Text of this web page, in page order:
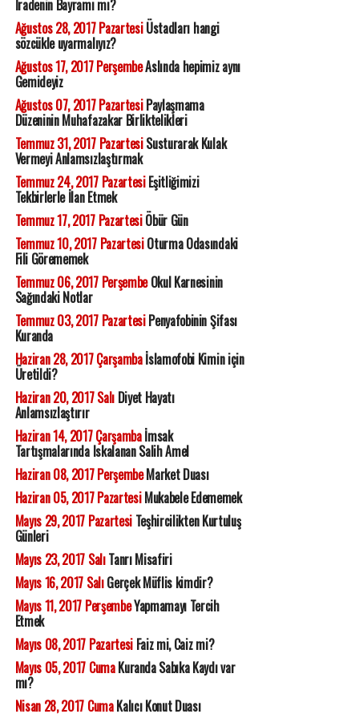
İradenin Bayramı mı?
Ağustos 28, 2017 PazartesiÜstadları hangi
sözcükle uyarmalıyız?
Ağustos 17, 2017 PerşembeAslında hepimiz aynı
Gemideyiz
Ağustos 07, 2017 PazartesiPaylaşmama
Düzeninin Muhafazakar Birliktelikleri
Temmuz 31, 2017 PazartesiSusturarak Kulak
Vermeyi Anlamsızlaştırmak
Temmuz 24, 2017 PazartesiEşitliğimizi
Tekbirlerle İlan Etmek
Temmuz 17, 2017 PazartesiÖbür Gün
Temmuz 10, 2017 PazartesiOturma Odasındaki
Fili Görememek
Temmuz 06, 2017 PerşembeOkul Karnesinin
Sağındaki Notlar
Temmuz 03, 2017 PazartesiPenyafobinin Şifası
Kuranda
Haziran 28, 2017 Çarşambaİslamofobi Kimin için
Üretildi?
Haziran 20, 2017 SalıDiyet Hayatı
Anlamsızlaştırır
Haziran 14, 2017 Çarşambaİmsak
Tartışmalarında Iskalanan Salih Amel
Haziran 08, 2017 PerşembeMarket Duası
Haziran 05, 2017 PazartesiMukabele Edememek
Mayıs 29, 2017 PazartesiTeşhircilikten Kurtuluş
Günleri
Mayıs 23, 2017 SalıTanrı Misafiri
Mayıs 16, 2017 SalıGerçek Müflis kimdir?
Mayıs 11, 2017 PerşembeYapmamayı Tercih
Etmek
Mayıs 08, 2017 PazartesiFaiz mi, Caiz mi?
Mayıs 05, 2017 CumaKuranda Sabıka Kaydı var
mı?
Nisan 28, 2017 CumaKalıcı Konut Duası